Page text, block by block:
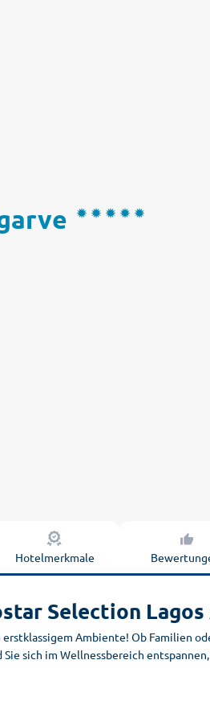
Hotelmerkmale
Selection
Ambiente! Ob Familien
Sie sich im Wellnessbereich